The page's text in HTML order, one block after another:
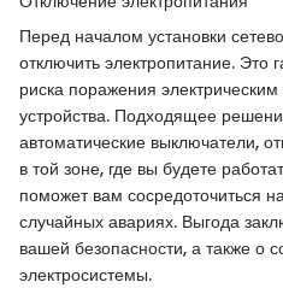
Перед началом установки
отключить электропитание. Это
риска поражения
устройства. Подходящее
автоматические выключатели,
в той зоне, где вы будете
поможет вам сосредоточиться
случайных авариях. Выгода
вашей безопасности, а также о
электросистемы.